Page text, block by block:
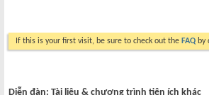
If this is your first visit, be sure to check out the FAQ by
Diễn đàn: Tài liệu & chương trình tiện ích khác